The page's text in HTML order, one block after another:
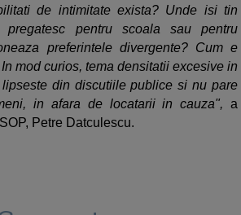
de intimitate exista? Unde isi tin
pentru scoala sau pentru
preferintele divergente? Cum e
mod curios, tema densitatii excesive in
din discutiile publice si nu pare
in afara de locatarii in cauza", a
Petre Datculescu.